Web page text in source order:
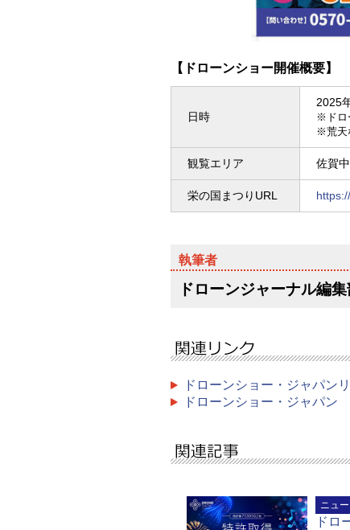
【ドローンショー開催概要】
日時
2025
※ドロ
※荒天
観覧エリア 佐賀
栄の国まつりURL
ドローンジャーナル編
ドローンショー・ジャパン
ドローンショー・ジャパン
ニュ
ドロ